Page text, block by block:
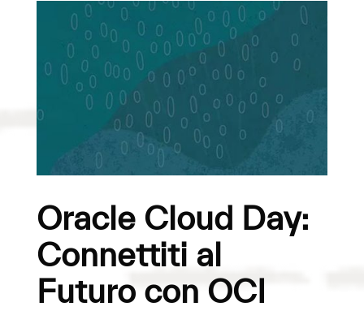
Oracle Cloud Day:
Connettiti al
Futuro con OCI